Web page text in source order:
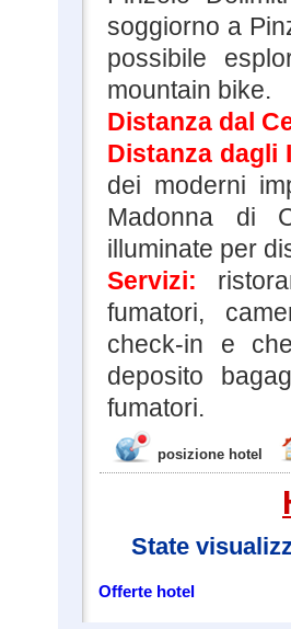
soggiorno a
possibile
mountain bike.
Distanza dal
Distanza dagli
dei moderni
Madonna di
illuminate per
Servizi:
fumatori,
check-in e
deposito
fumatori.
posizione hotel
State
Offerte hotel